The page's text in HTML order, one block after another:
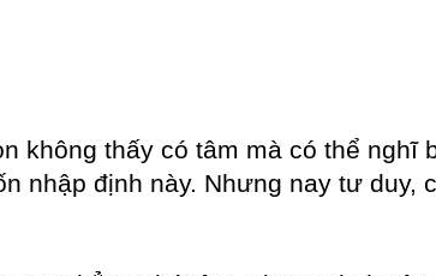
không thấy có tâm mà có thể nghĩ
nhập định này. Nhưng nay tư duy,